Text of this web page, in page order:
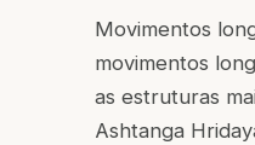
Movimentos
movimentos
as estruturas
Ashtanga